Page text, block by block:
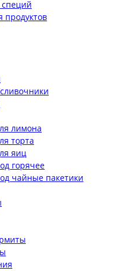
специй
продуктов
лимона
торта
яиц
горячее
чайные пакетики